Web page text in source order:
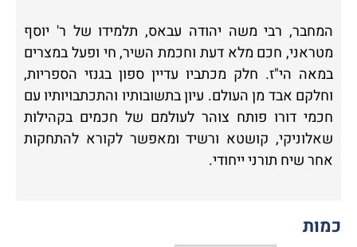
המחבר, רבי משה יהודה עבאס, תלמידו של ר' יוסף
מטראני, חכם מלא דעת וחכמת השיר, חי ופעל במצרים
במאה הי"ז. חלק מכתביו עדיין ספון בגנזי הספריות,
וחלקם אבד מן העולם. עיון בתשובותיו והתכתבויותיו עם
חכמי דורו פותח צוהר לעולמם של חכמים בקהילות
שאלוניקי, קושטא ורשיד ומאפשר לקורא להתחקות
אחר שיח תורני ייחודי.
כמות